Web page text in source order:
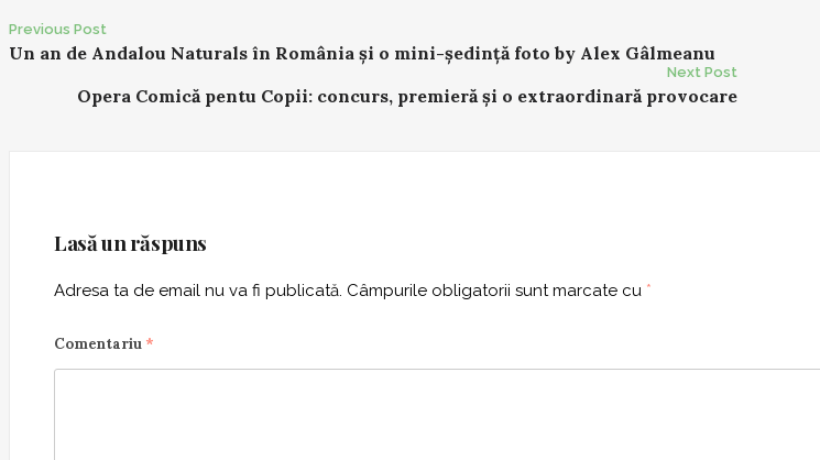
P
Previous Post
Un an de Andalou Naturals în România și o mini-ședință foto by Alex Gâlmeanu
Next Post
Opera Comică pentu Copii: concurs, premieră și o extraordinară provocare
Lasă un răspuns
Adresa ta de email nu va fi publicată. Câmpurile obligatorii sunt marcate cu *
Comentariu *